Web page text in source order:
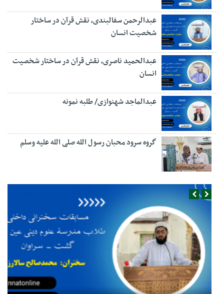
عبدالرحمن سفالبندی، نقش قرآن در ساختار
شخصیت انسان
عبدالحمید ناصری، نقش قرآن در ساختار شخصیت
انسان
عبدالماجد شهنوازی/ طلبه نمونه
گروه سرود محبان رسول الله صلی الله علیه وسلم